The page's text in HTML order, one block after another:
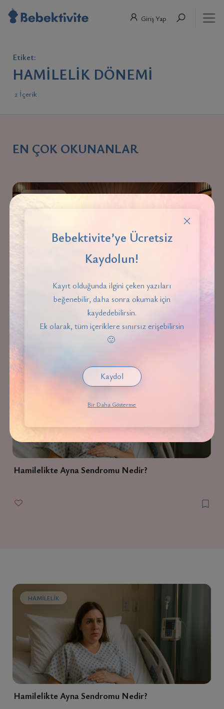
Giriş Yap
Etiket:
HAMILELIK DÖNEMI
2 İçerik
EN ÇOK OKUNANLAR
HAMILELIK
Hamilelik Döneminde Sauna Veya Termal Suya
Girilebilir Mi?
Hamilelikte Ayna Sendromu Nedir?
HAMILELIK
Hamilelikte Ayna Sendromu Nedir?
Bebektivite’ye Ücretsiz
Kaydolun!
Kayıt olduğunda ilgini çeken yazıları
beğenebilir, daha sonra okumak için
kaydedebilirsin.
Ek olarak, tüm içeriklere sınırsız erişebilirsin
🙂
Kaydol
Bir Daha Gösterme